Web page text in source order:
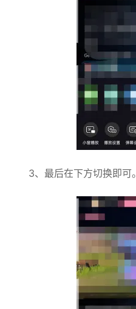
3、最后在下方切换即可。